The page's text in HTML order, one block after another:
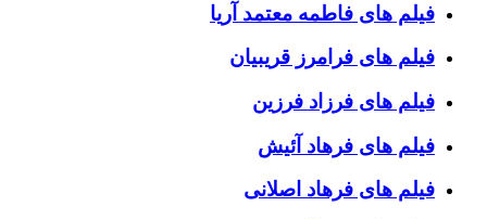
فیلم های فاطمه معتمد آریا
فیلم های فرامرز قریبیان
فیلم های فرزاد فرزین
فیلم های فرهاد آئیش
فیلم های فرهاد اصلانی